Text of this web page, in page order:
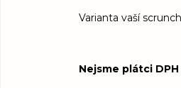
Varianta vaší
Nejsme plátci DPH